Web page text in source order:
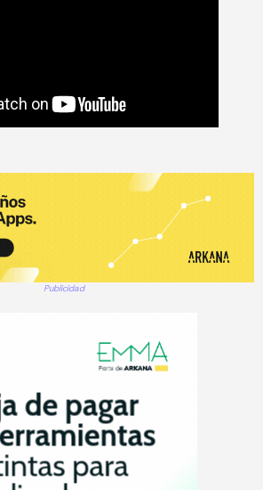
Publicidad